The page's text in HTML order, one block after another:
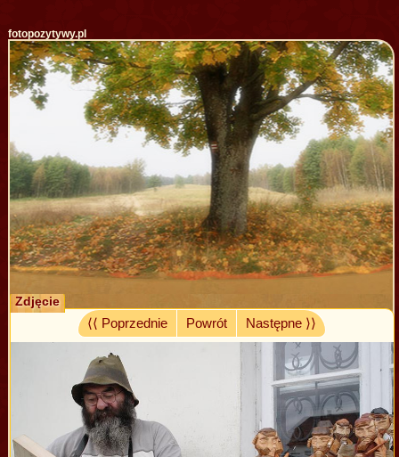
fotopozytywy.pl
Zdjęcie
⟨⟨ Poprzednie
Powrót Następne ⟩⟩